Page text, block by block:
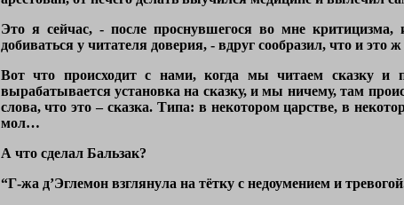
Это я сейчас, - после проснувшегося во мне критицизма,
добиваться у читателя доверия, - вдруг сообразил, что и это
Вот что происходит с нами, когда мы читаем сказку и
вырабатывается установка на сказку, и мы ничему, там
слова, что это – сказка. Типа: в некотором царстве, в
мол…
А что сделал Бальзак?
“Г-жа д’Эглемон взглянула на тётку с недоумением и